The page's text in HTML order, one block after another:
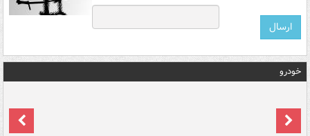
خودرو